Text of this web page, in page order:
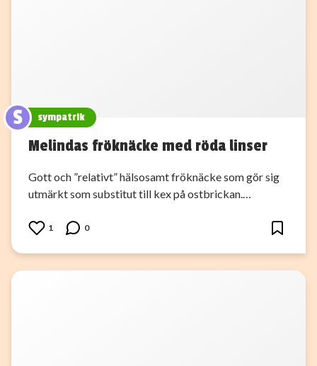
S sympatrik
Melindas fröknäcke med röda linser
Gott och ”relativt” hälsosamt fröknäcke som gör sig
utmärkt som substitut till kex på ostbrickan.…
1 0